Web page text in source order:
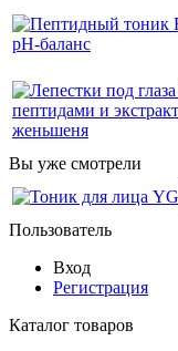
Вы уже смотрели
Пользователь
Вход
Регистрация
Каталог товаров